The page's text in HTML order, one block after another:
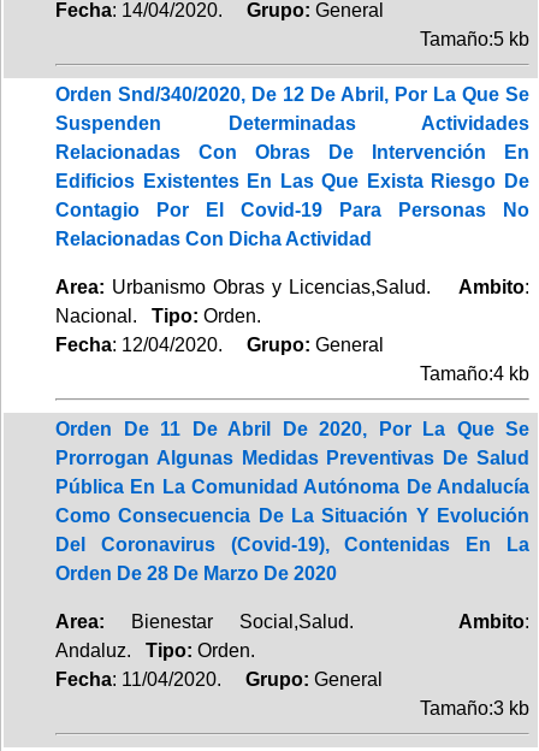
Fecha: 14/04/2020. Grupo: General
Tamaño:5 kb
Orden Snd/340/2020, De 12 De Abril, Por La Que Se
Suspenden Determinadas Actividades
Relacionadas Con Obras De Intervención En
Edificios Existentes En Las Que Exista Riesgo De
Contagio Por El Covid-19 Para Personas No
Relacionadas Con Dicha Actividad
Area: Urbanismo Obras y Licencias,Salud. Ambito:
Nacional. Tipo: Orden.
Fecha: 12/04/2020. Grupo: General
Tamaño:4 kb
Orden De 11 De Abril De 2020, Por La Que Se
Prorrogan Algunas Medidas Preventivas De Salud
Pública En La Comunidad Autónoma De Andalucía
Como Consecuencia De La Situación Y Evolución
Del Coronavirus (Covid-19), Contenidas En La
Orden De 28 De Marzo De 2020
Area: Bienestar Social,Salud. Ambito:
Andaluz. Tipo: Orden.
Fecha: 11/04/2020. Grupo: General
Tamaño:3 kb